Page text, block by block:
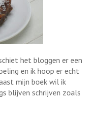
het bloggen er een
en ik hoop er echt
mijn boek wil ik
blijven schrijven zoals